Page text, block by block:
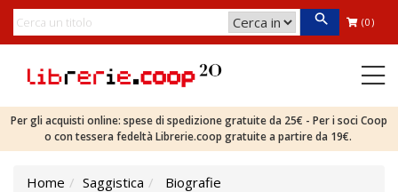
(0)
Per gli acquisti online: spese di spedizione gratuite da 25€ - Per i soci Coop
o con tessera fedeltà Librerie.coop gratuite a partire da 19€.
Home Saggistica
Biografie